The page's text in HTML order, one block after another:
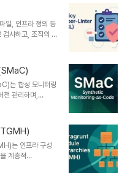
. 본 글에서는
스택, 도입 효과
정의
운영에 필요한
, 인프라 정의 등
검사하고, 조직의 규
다. 이는
책까지 포괄하는
의 개념, 아키텍
개합니다.1. 개념 및
직의 정책 준수
Linter와는 목
합성 모니터링
관리하며,
동으로 배포·운영
하여 모니터링 신
정의SMaC는 단순
결제 등) 또는 API
코드로 정의하고
다.목적: 운영 전후
는 인프라 구성
계층적
과 유지보수성을